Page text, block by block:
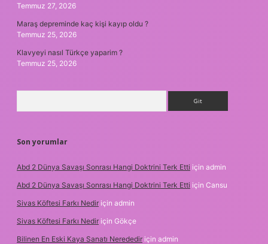
Temmuz 27, 2026
Maraş depreminde kaç kişi kayıp oldu ?
Temmuz 25, 2026
Klavyeyi nasıl Türkçe yaparim ?
Temmuz 25, 2026
Son yorumlar
Abd 2 Dünya Savaşı Sonrası Hangi Doktrini Terk Etti için admin
Abd 2 Dünya Savaşı Sonrası Hangi Doktrini Terk Etti için Cansu
Sivas Köftesi Farkı Nedir için admin
Sivas Köftesi Farkı Nedir için Gökçe
Bilinen En Eski Kaya Sanatı Nerededir için admin